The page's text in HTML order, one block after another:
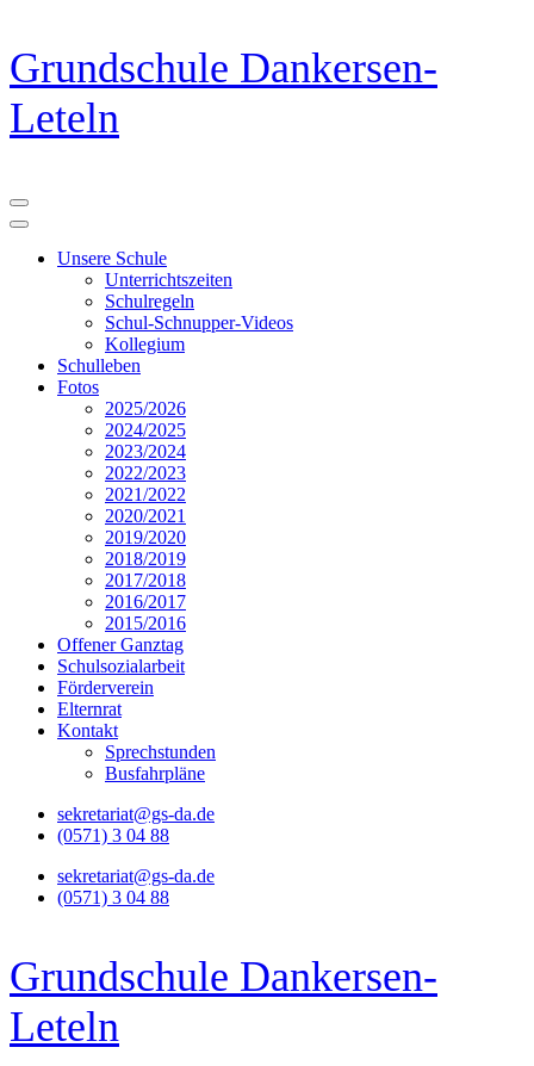
Zum
Inhalt
springen
(Eingabetaste
drücken)
Grundschule Dankersen-
Leteln
Unsere Schule
Unterrichtszeiten
Schulregeln
Schul-Schnupper-Videos
Kollegium
Schulleben
Fotos
2025/2026
2024/2025
2023/2024
2022/2023
2021/2022
2020/2021
2019/2020
2018/2019
2017/2018
2016/2017
2015/2016
Offener Ganztag
Schulsozialarbeit
Förderverein
Elternrat
Kontakt
Sprechstunden
Busfahrpläne
sekretariat@gs-da.de
(0571) 3 04 88
sekretariat@gs-da.de
(0571) 3 04 88
Grundschule Dankersen-
Leteln